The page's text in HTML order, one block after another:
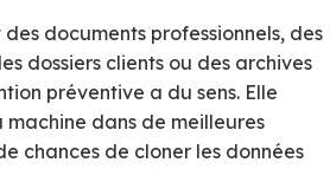
documents professionnels, des
dossiers clients ou des archives
préventive a du sens. Elle
dans de meilleures
chances de cloner les données